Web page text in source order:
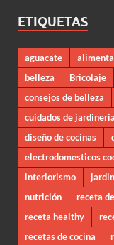
ETIQUETAS
aguacate
belleza
Bricolaje
consejos de belleza
cuidados de jardineria
diseño de cocinas
electrodomesticos
interiorismo
nutrición
receta
receta healthy
recetas de cocina